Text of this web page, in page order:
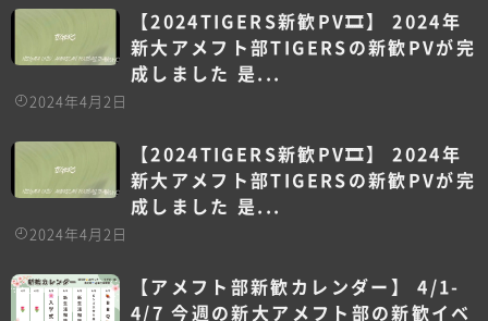
【2024TIGERS新歓PV🎞】 2024年
新大アメフト部TIGERSの新歓PVが完
成しました 是...
2024年4月2日
【2024TIGERS新歓PV🎞】 2024年
新大アメフト部TIGERSの新歓PVが完
成しました 是...
2024年4月2日
【アメフト部新歓カレンダー】 4/1-
4/7 今週の新大アメフト部の新歓イベ